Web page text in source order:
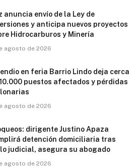
anuncia envío de la Ley de
y anticipa nuevos proyectos
Hidrocarburos y Minería
agosto de 2026
en feria Barrio Lindo deja cerca
puestos afectados y pérdidas
agosto de 2026
dirigente Justino Apaza
detención domiciliaria tras
judicial, asegura su abogado
agosto de 2026